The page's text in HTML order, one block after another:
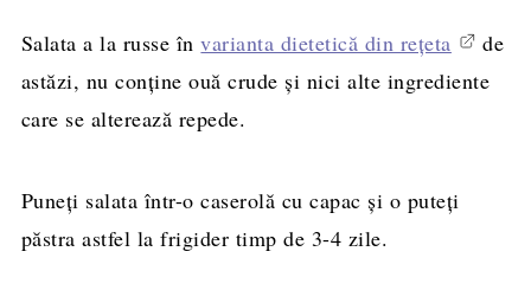
Salata a la russe învarianta dietetică din rețeta
de
astăzi, nu conține ouă crude și nici alte ingrediente
care se alterează repede.
Puneți salata într-o caserolă cu capac și o puteți
păstra astfel la frigider timp de 3-4 zile.